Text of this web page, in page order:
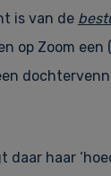
is van de
op Zoom een
haar